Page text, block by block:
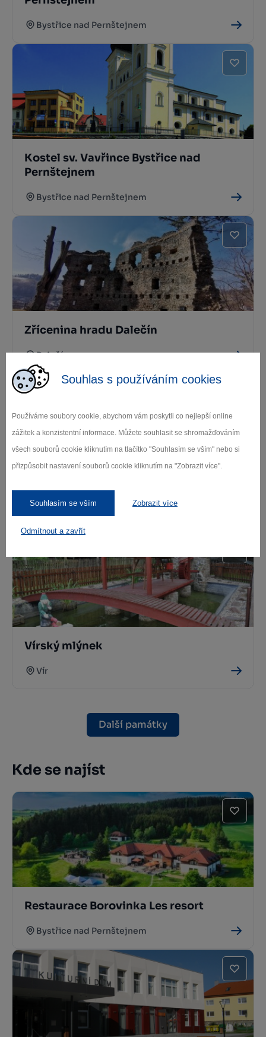
Souhlas s používáním cookies
Používáme soubory cookie, abychom vám poskytli co nejlepší online
zážitek a konzistentní informace. Můžete souhlasit se shromažďováním
všech souborů cookie kliknutím na tlačítko "Souhlasím se vším" nebo si
přizpůsobit nastavení souborů cookie kliknutím na "Zobrazit více".
Souhlasím se vším Zobrazit více
Odmítnout a zavřít
Bystřice nad Pernštejnem
Kostel sv. Vavřince Bystřice nad
Pernštejnem
Bystřice nad Pernštejnem
Zřícenina hradu Dalečín
Dalečín
Zřícenina hradu Aueršperk
Vírský mlýnek
Vír
Další památky
Kde se najíst
Restaurace Borovinka Les resort
Bystřice nad Pernštejnem